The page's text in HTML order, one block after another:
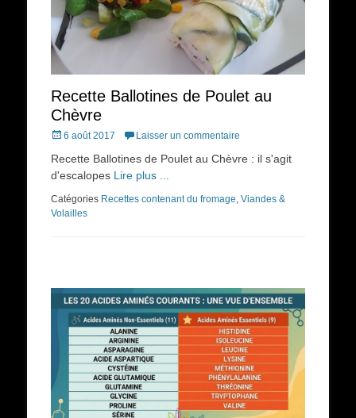
Recette Ballotines de Poulet au
Chèvre
Posted
6 août 2017 Laisser un commentaire
Recette Ballotines de Poulet au Chèvre : il s'agit
d'escalopes Lire plus ...
Catégories Recettes contenant du fromage, Viandes &
Volailles